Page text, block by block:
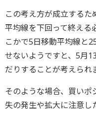
この考え方が成立する
平均線を下回って終える
こかで5日移動平均線と
せないようですと、5月
だりすることが考えられ
そのような場合、買い
失の発生や拡大に注意し